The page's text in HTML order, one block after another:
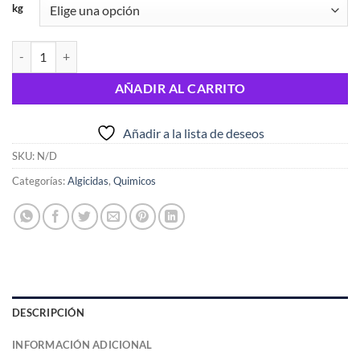
kg
AÑADIR AL CARRITO
Añadir a la lista de deseos
SKU: N/D
Categorías:Algicidas, Quimicos
DESCRIPCIÓN
INFORMACIÓN ADICIONAL